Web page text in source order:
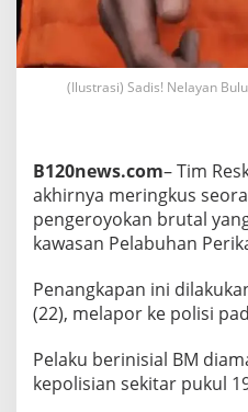
u
m
b
a
D
r
d
a
D
h
j
a
(Ilustrasi) Sadis! Nelayan
B120news.com– Tim
akhirnya meringkus
pengeroyokan brutal
kawasan Pelabuhan
Penangkapan ini
(22), melapor ke polisi
Pelaku berinisial BM
kepolisian sekitar pukul